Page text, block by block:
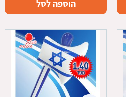
הוספה לסל